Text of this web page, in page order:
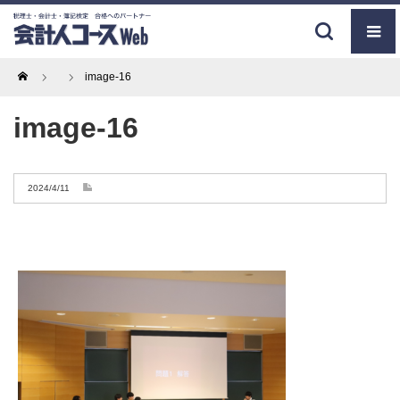
Home image-16
image-16
2024/4/11